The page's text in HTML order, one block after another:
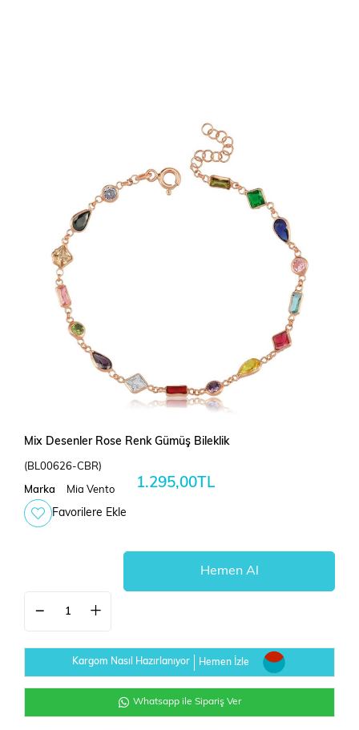
Mix Desenler Rose Renk Gümüş Bileklik
(BL00626-CBR)
Marka Mia Vento 1.295,00TL
Favorilere Ekle
Kargom Nasıl Hazırlanıyor Hemen İzle
Whatsapp ile Sipariş Ver